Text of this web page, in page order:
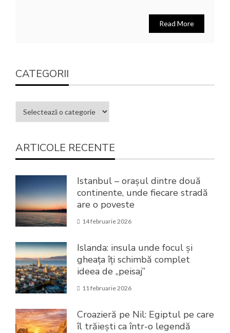
Read More
CATEGORII
ARTICOLE RECENTE
Istanbul – orașul dintre două
continente, unde fiecare stradă
are o poveste
14 februarie 2026
Islanda: insula unde focul și
gheața îți schimbă complet
ideea de „peisaj”
11 februarie 2026
Croazieră pe Nil: Egiptul pe care
îl trăiești ca într-o legendă